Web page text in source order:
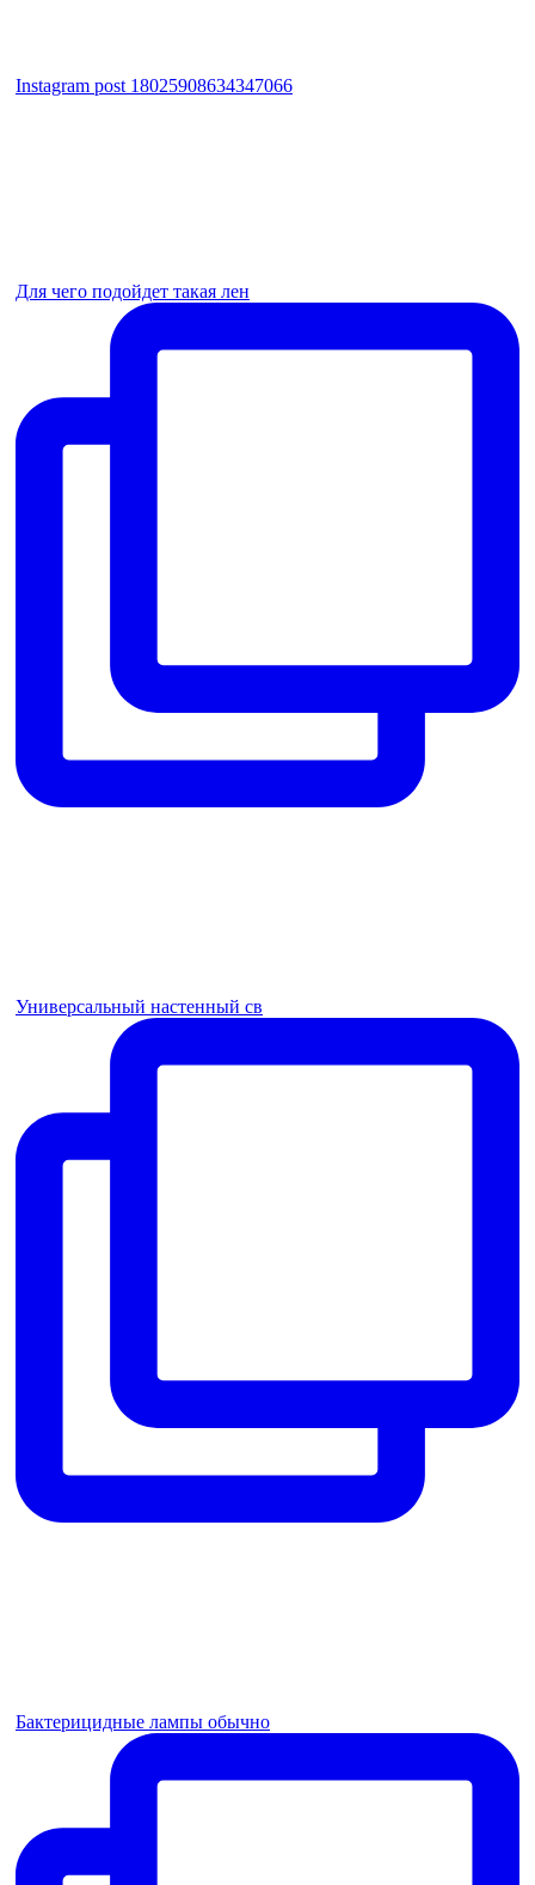
Instagram post 18025908634347066
Для чего подойдет такая лен
Универсальный настенный св
Бактерицидные лампы обычно